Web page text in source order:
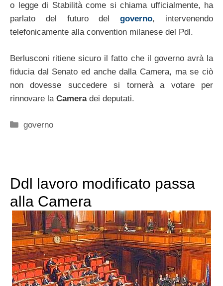
o legge di Stabilità come si chiama ufficialmente, ha
parlato del futuro delgoverno, intervenendo
telefonicamente alla convention milanese del Pdl.
Berlusconi ritiene sicuro il fatto che il governo avrà la
fiducia dal Senato ed anche dalla Camera, ma se ciò
non dovesse succedere si tornerà a votare per
rinnovare la Cameradei deputati.
Categorie
governo
Ddl lavoro modificato passa
alla Camera